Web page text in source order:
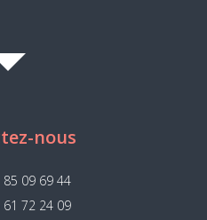
nous
85 09 69 44
61 72 24 09